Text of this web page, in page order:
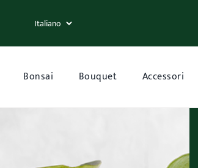
Bonsai Bouquet Accessori